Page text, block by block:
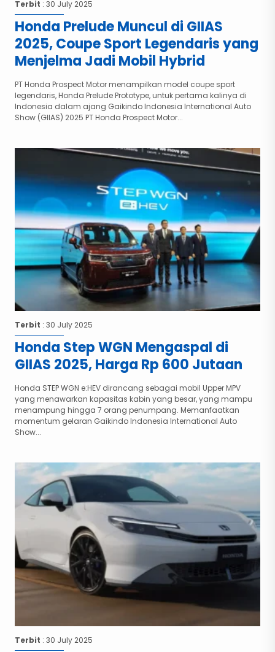
Terbit : 30 July 2025
Honda Prelude Muncul di GIIAS
2025, Coupe Sport Legendaris yang
Menjelma Jadi Mobil Hybrid
PT Honda Prospect Motor menampilkan model coupe sport
legendaris, Honda Prelude Prototype, untuk pertama kalinya di
Indonesia dalam ajang Gaikindo Indonesia International Auto
Show (GIIAS) 2025 PT Honda Prospect Motor...
Terbit : 30 July 2025
Honda Step WGN Mengaspal di
GIIAS 2025, Harga Rp 600 Jutaan
Honda STEP WGN e:HEV dirancang sebagai mobil Upper MPV
yang menawarkan kapasitas kabin yang besar, yang mampu
menampung hingga 7 orang penumpang. Memanfaatkan
momentum gelaran Gaikindo Indonesia International Auto
Show...
Terbit : 30 July 2025